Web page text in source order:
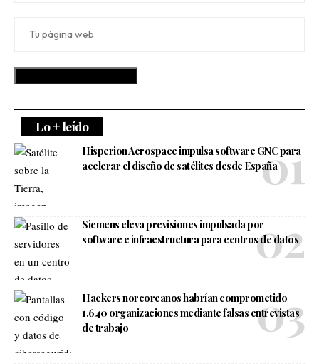
Lo + leído
Hisperion Aerospace impulsa software GNC para
acelerar el diseño de satélites desde España
Siemens eleva previsiones impulsada por
software e infraestructura para centros de datos
Hackers norcoreanos habrían comprometido
1.640 organizaciones mediante falsas entrevistas
de trabajo